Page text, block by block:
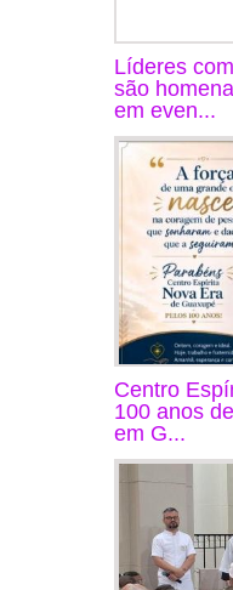
Líderes
são
em even...
Centro
100 anos
em G...